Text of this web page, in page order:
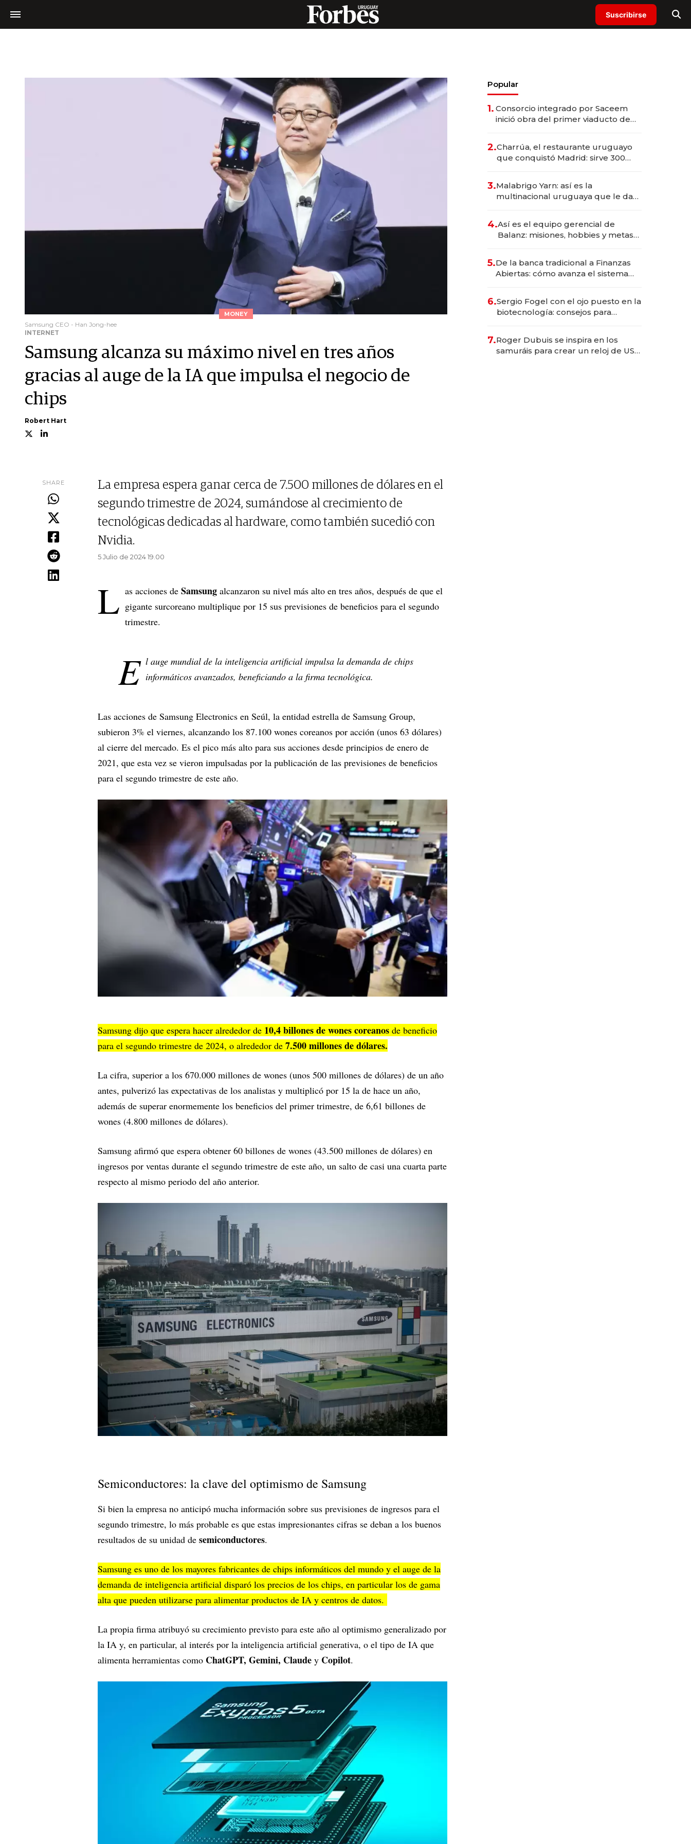
Suscribirse
MONEY
Samsung CEO - Han Jong-hee
INTERNET
Samsung alcanza su máximo nivel en tres años
gracias al auge de la IA que impulsa el negocio de
chips
Robert Hart
SHARE
La empresa espera ganar cerca de 7.500 millones de dólares en el
segundo trimestre de 2024, sumándose al crecimiento de
tecnológicas dedicadas al hardware, como también sucedió con
Nvidia.
5 Julio de 2024 19.00
L as acciones de Samsung alcanzaron su nivel más alto en tres años, después de que el
gigante surcoreano multiplique por 15 sus previsiones de beneficios para el segundo
trimestre.
E l auge mundial de la inteligencia artificial impulsa la demanda de chips
informáticos avanzados, beneficiando a la firma tecnológica.
Las acciones de Samsung Electronics en Seúl, la entidad estrella de Samsung Group,
subieron 3% el viernes, alcanzando los 87.100 wones coreanos por acción (unos 63 dólares)
al cierre del mercado. Es el pico más alto para sus acciones desde principios de enero de
2021, que esta vez se vieron impulsadas por la publicación de las previsiones de beneficios
para el segundo trimestre de este año.
Samsung dijo que espera hacer alrededor de 10,4 billones de wones coreanos de beneficio
para el segundo trimestre de 2024, o alrededor de 7.500 millones de dólares.
La cifra, superior a los 670.000 millones de wones (unos 500 millones de dólares) de un año
antes, pulverizó las expectativas de los analistas y multiplicó por 15 la de hace un año,
además de superar enormemente los beneficios del primer trimestre, de 6,61 billones de
wones (4.800 millones de dólares).
Samsung afirmó que espera obtener 60 billones de wones (43.500 millones de dólares) en
ingresos por ventas durante el segundo trimestre de este año, un salto de casi una cuarta parte
respecto al mismo periodo del año anterior.
Semiconductores: la clave del optimismo de Samsung
Si bien la empresa no anticipó mucha información sobre sus previsiones de ingresos para el
segundo trimestre, lo más probable es que estas impresionantes cifras se deban a los buenos
resultados de su unidad de semiconductores.
Samsung es uno de los mayores fabricantes de chips informáticos del mundo y el auge de la
demanda de inteligencia artificial disparó los precios de los chips, en particular los de gama
alta que pueden utilizarse para alimentar productos de IA y centros de datos.
La propia firma atribuyó su crecimiento previsto para este año al optimismo generalizado por
la IA y, en particular, al interés por la inteligencia artificial generativa, o el tipo de IA que
alimenta herramientas como ChatGPT, Gemini, Claude y Copilot.
Popular
1. Consorcio integrado por Saceem
inició obra del primer viaducto de
millones
2.Charrúa, el restaurante uruguayo
que conquistó Madrid: sirve 300
prepara apertura
3.Malabrigo Yarn: así es la
multinacional uruguaya que le da
4.Así es el equipo gerencial de
Balanz: misiones, hobbies y metas
5.De la banca tradicional a Finanzas
Abiertas: cómo avanza el sistema
6.Sergio Fogel con el ojo puesto en la
biotecnología: consejos para
7.Roger Dubuis se inspira en los
samuráis para crear un reloj de US$